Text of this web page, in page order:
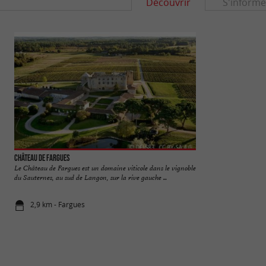
Château de Fargues
Le Château de Fargues est un domaine viticole dans le vignoble
du Sauternes, au sud de Langon, sur la rive gauche ...
2,9 km - Fargues